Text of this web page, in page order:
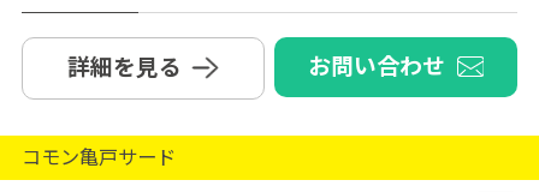
詳細を見る お問い合わせ
コモン亀戸サード